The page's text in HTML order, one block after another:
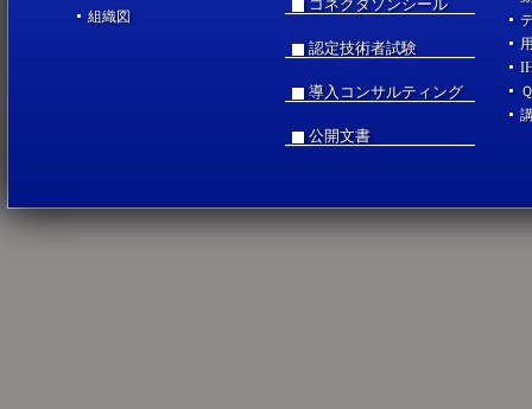
組織図
コネクタソンシール
認定技術者試験
導入コンサルティング
公開文書